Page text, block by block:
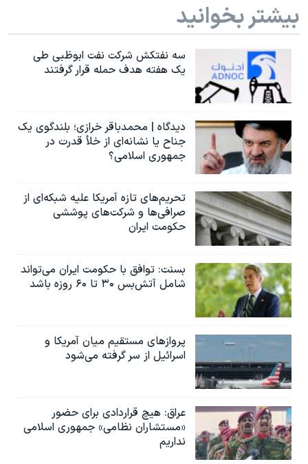
بیشتر بخوانید
سه نفتکش شرکت نفت ابوظبی طی
یک هفته هدف حمله قرار گرفتند
دیدگاه | محمدباقر خرازی؛ بلندگوی یک
جناح یا نشانه‌ای از خلأ قدرت در
جمهوری اسلامی؟
تحریم‌های تازه آمریکا علیه شبکه‌ای از
صرافی‌ها و شرکت‌های پوششی
حکومت ایران
بسنت: توافق با حکومت ایران می‌تواند
شامل آتش‌بس ۳۰ تا ۶۰ روزه باشد
پروازهای مستقیم میان آمریکا و
اسرائیل از سر گرفته می‌شود
عراق: هیچ قراردادی برای حضور
«مستشاران نظامی» جمهوری اسلامی
نداریم